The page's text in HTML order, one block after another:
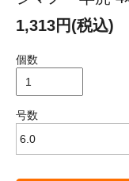
1,313円(税込)
個数
号数